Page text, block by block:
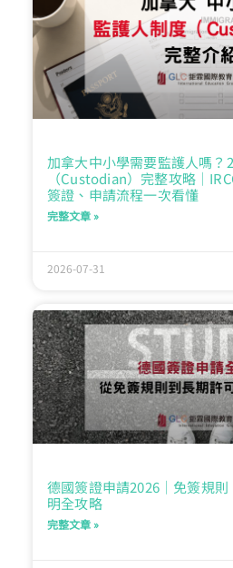
加拿大中小學需要監護人嗎？
（Custodian）完整攻略｜
簽證、申請流程一次看懂
完整文章 »
2026-07-31
德國簽證申請2026｜免簽規
明全攻略
完整文章 »